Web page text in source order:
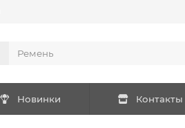
Новинки Контакты